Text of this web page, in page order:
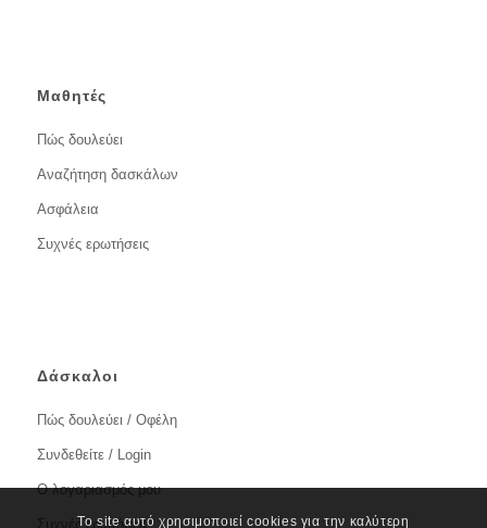
Μαθητές
Πώς δουλεύει
Αναζήτηση δασκάλων
Ασφάλεια
Συχνές ερωτήσεις
Δάσκαλοι
Πώς δουλεύει / Οφέλη
Συνδεθείτε / Login
Ο λογαριασμός μου
Συχνές ερωτήσεις
Το site αυτό χρησιμοποιεί cookies για την καλύτερη